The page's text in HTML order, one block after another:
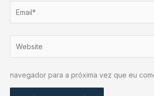
navegador para a próxima vez que eu